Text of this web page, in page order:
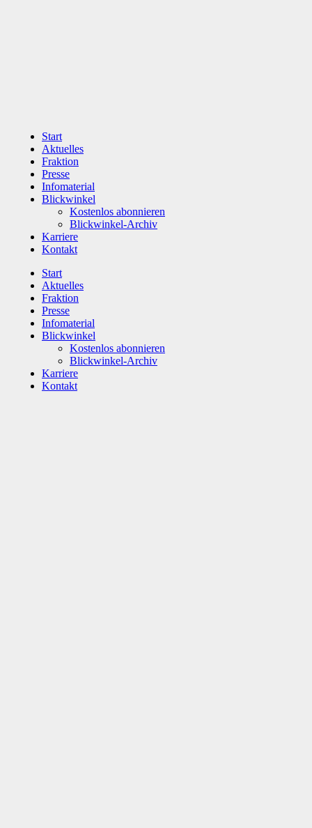
Start
Aktuelles
Fraktion
Presse
Infomaterial
Blickwinkel
Kostenlos abonnieren
Blickwinkel-Archiv
Karriere
Kontakt
Start
Aktuelles
Fraktion
Presse
Infomaterial
Blickwinkel
Kostenlos abonnieren
Blickwinkel-Archiv
Karriere
Kontakt